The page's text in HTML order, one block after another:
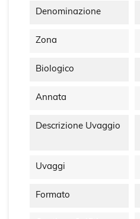
Denominazione
Zona
Biologico
Annata
Descrizione Uvaggio
Uvaggi
Formato